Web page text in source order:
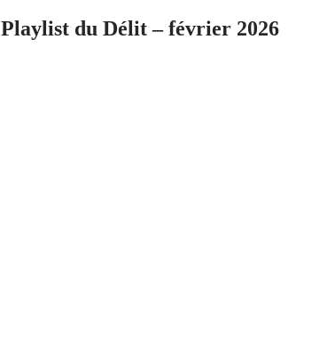
Playlist du Délit – février 2026